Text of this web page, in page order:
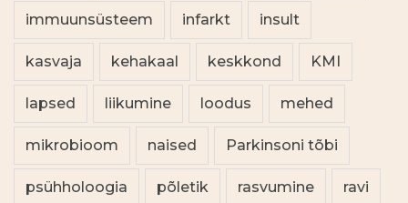
immuunsüsteem infarkt insult
kasvaja kehakaal keskkond KMI
lapsed liikumine loodus mehed
mikrobioom naised Parkinsoni tõbi
psühholoogia põletik rasvumine ravi